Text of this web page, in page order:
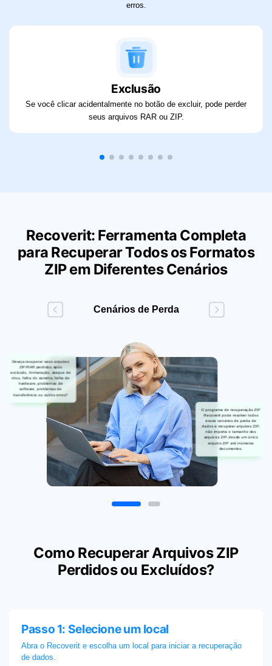
erros.
Exclusão
Se você clicar acidentalmente no botão de excluir, pode perder
seus arquivos RAR ou ZIP.
Recoverit: Ferramenta Completa
para Recuperar Todos os Formatos
ZIP em Diferentes Cenários
Cenários de Perda
Deseja recuperar seus arquivos
ZIP/RAR perdidos após
exclusão, formatação, ataque de
vírus, falha do sistema, falha de
hardware, problemas de
software, problemas de
transferência ou outros erros?
O programa de recuperação ZIP
Recoverit pode resolver todos
esses cenários de perda de
dados e recuperar arquivos ZIP,
não importa o tamanho dos
arquivos ZIP, desde um único
arquivo ZIP até inúmeros
documentos.
Como Recuperar Arquivos ZIP
Perdidos ou Excluídos?
Passo 1: Selecione um local
Abra o Recoverit e escolha um local para iniciar a recuperação
de dados.